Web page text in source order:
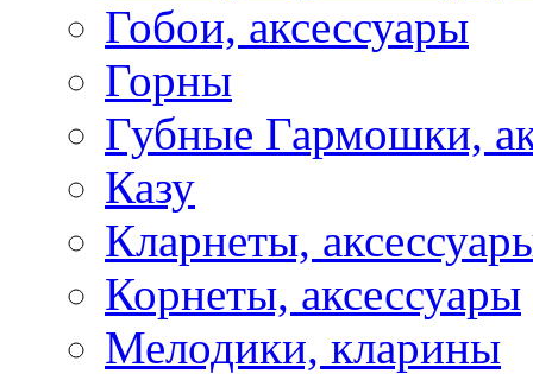
Гобои, аксессуары
Горны
Губные Гармошки,
Казу
Кларнеты,
Корнеты, аксессуары
Мелодики, кларины